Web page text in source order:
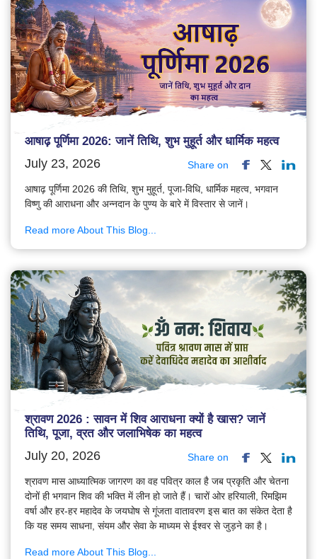
आषाढ़ पूर्णिमा 2026: जानें तिथि, शुभ मुहूर्त और धार्मिक महत्व
July 23, 2026 Share on
आषाढ़ पूर्णिमा 2026 की तिथि, शुभ मुहूर्त, पूजा-विधि, धार्मिक महत्व, भगवान
विष्णु की आराधना और अन्नदान के पुण्य के बारे में विस्तार से जानें।
Read more About This Blog...
श्रावण 2026 : सावन में शिव आराधना क्यों है खास? जानें
तिथि, पूजा, व्रत और जलाभिषेक का महत्व
July 20, 2026 Share on
श्रावण मास आध्यात्मिक जागरण का वह पवित्र काल है जब प्रकृति और चेतना
दोनों ही भगवान शिव की भक्ति में लीन हो जाते हैं। चारों ओर हरियाली, रिमझिम
वर्षा और हर-हर महादेव के जयघोष से गूंजता वातावरण इस बात का संकेत देता है
कि यह समय साधना, संयम और सेवा के माध्यम से ईश्वर से जुड़ने का है।
Read more About This Blog...